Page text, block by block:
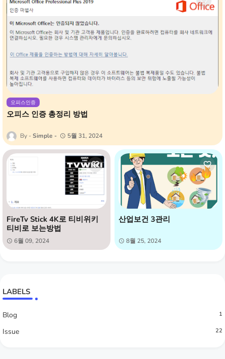
오피스인증
오피스 인증 총정리 방법
Simple 5월 31, 2024
FireTv Stick 4K로 티비위키
티비로 보는방법
6월 09, 2024
산업보건 3관리
8월 25, 2024
LABELS
Blog 1
Issue 22